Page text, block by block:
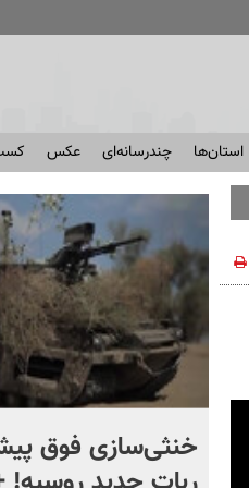
استان‌ها چندرسانه‌ای عکس
خنثی‌سازی فوق